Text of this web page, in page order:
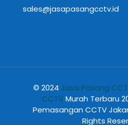
sales@jasapasangcctv.id
© 2024 Jasa Pasang
CCTVMurah Terbaru
Pemasangan CCTV
Rights